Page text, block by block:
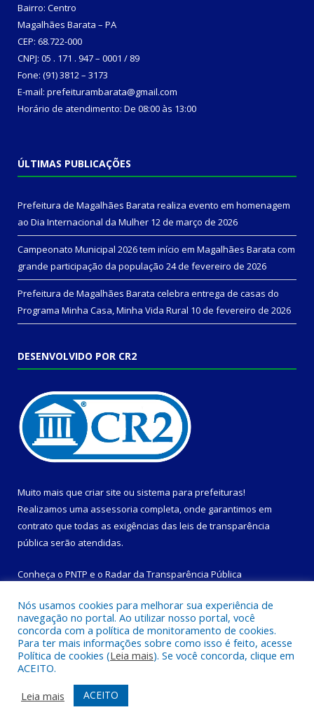
Bairro: Centro
Magalhães Barata – PA
CEP: 68.722-000
CNPJ: 05 . 171 . 947 – 0001 / 89
Fone: (91) 3812 – 3173
E-mail: prefeiturambarata@gmail.com
Horário de atendimento: De 08:00 às 13:00
ÚLTIMAS PUBLICAÇÕES
Prefeitura de Magalhães Barata realiza evento em homenagem
ao Dia Internacional da Mulher 12 de março de 2026
Campeonato Municipal 2026 tem início em Magalhães Barata com
grande participação da população 24 de fevereiro de 2026
Prefeitura de Magalhães Barata celebra entrega de casas do
Programa Minha Casa, Minha Vida Rural 10 de fevereiro de 2026
DESENVOLVIDO POR CR2
Muito mais que criar site ou sistema para prefeituras!
Realizamos uma assessoria completa, onde garantimos em
contrato que todas as exigências das leis de transparência
pública serão atendidas.
Conheça o PNTP e o Radar da Transparência Pública
Todos os direitos reservados a Prefeitura Municipal de
Magalhães Barata.
Mapa do Site
Acessar Área Administrativa
Acessar Webmail
Nós usamos cookies para melhorar sua experiência de
navegação no portal. Ao utilizar nosso portal, você
concorda com a política de monitoramento de cookies.
Para ter mais informações sobre como isso é feito, acesse
Política de cookies (Leia mais). Se você concorda, clique em
ACEITO.
Leia mais
ACEITO